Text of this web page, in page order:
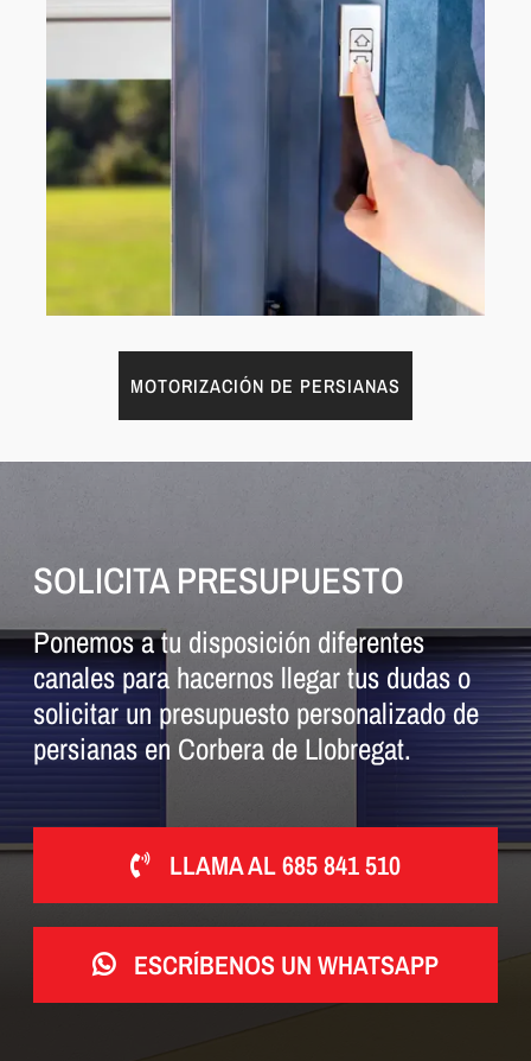
MOTORIZACIÓN DE PERSIANAS
SOLICITA PRESUPUESTO
Ponemos a tu disposición diferentes
canales para hacernos llegar tus dudas o
solicitar un presupuesto personalizado de
persianas en Corbera de Llobregat.
LLAMA AL 685 841 510
ESCRÍBENOS UN WHATSAPP